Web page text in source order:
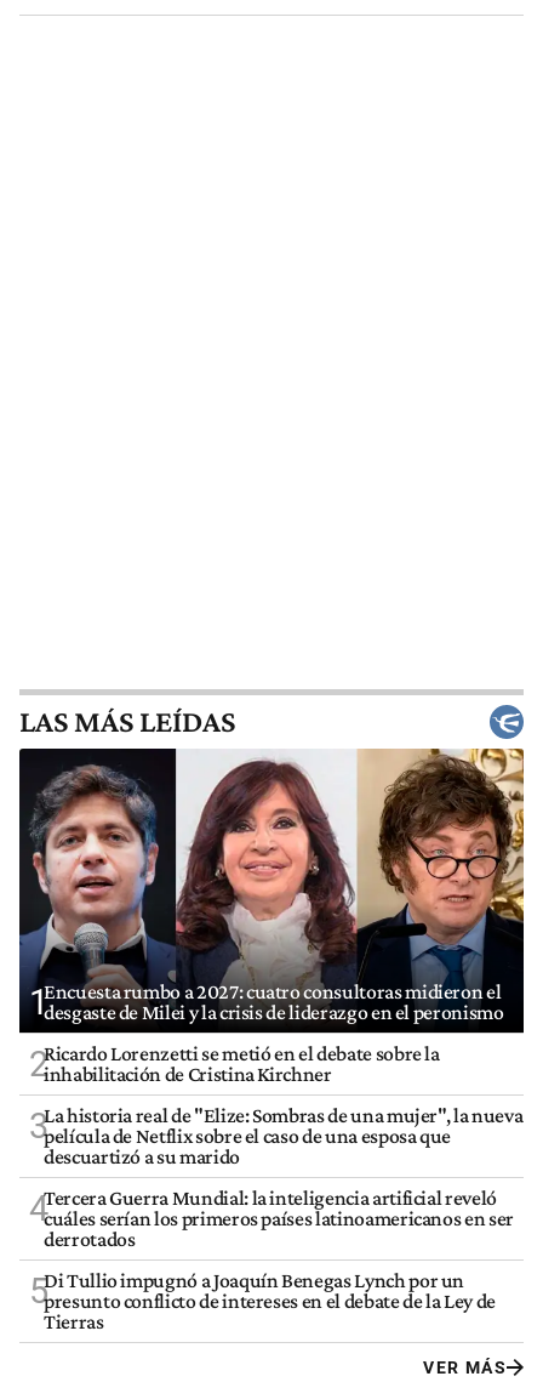
LAS MÁS LEÍDAS
1Encuesta rumbo a 2027: cuatro consultoras midieron el
desgaste de Milei y la crisis de liderazgo en el peronismo
2Ricardo Lorenzetti se metió en el debate sobre la
inhabilitación de Cristina Kirchner
3La historia real de "Elize: Sombras de una mujer", la nueva
película de Netflix sobre el caso de una esposa que
descuartizó a su marido
4Tercera Guerra Mundial: la inteligencia artificial reveló
cuáles serían los primeros países latinoamericanos en ser
derrotados
5Di Tullio impugnó a Joaquín Benegas Lynch por un
presunto conflicto de intereses en el debate de la Ley de
Tierras
VER MÁS